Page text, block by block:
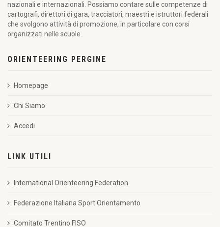
nazionali e internazionali. Possiamo contare sulle competenze di
cartografi, direttori di gara, tracciatori, maestri e istruttori federali
che svolgono attività di promozione, in particolare con corsi
organizzati nelle scuole.
ORIENTEERING PERGINE
Homepage
Chi Siamo
Accedi
LINK UTILI
International Orienteering Federation
Federazione Italiana Sport Orientamento
Comitato Trentino FISO